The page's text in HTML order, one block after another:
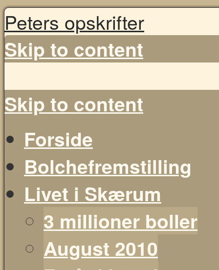
Peters opskrifter
Skip to content
Skip to content
Forside
Bolchefremstilling
Livet i Skærum
3 millioner boller
August 2010